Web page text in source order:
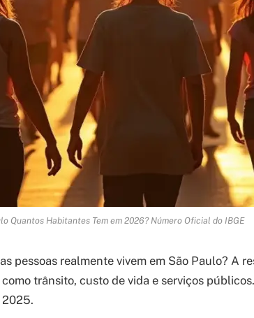
Quantos Habitantes Tem em 2026? Número Oficial do IBGE
pessoas realmente vivem em São Paulo? A
trânsito, custo de vida e serviços
2025.